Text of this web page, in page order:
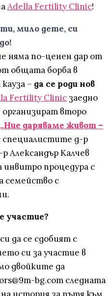
Adella Fertility Clinic!
мило дете, си
няма по-ценен дар от
общата борба в
– да се роди нов
Fertility Clinic заедно
организират второ
„Ние даряваме живот –
специалистите д-р
Александър Калчев
процедура с
семейство с
участие?
да се сдобият с
си за участие в
двойките да
bg.com следната